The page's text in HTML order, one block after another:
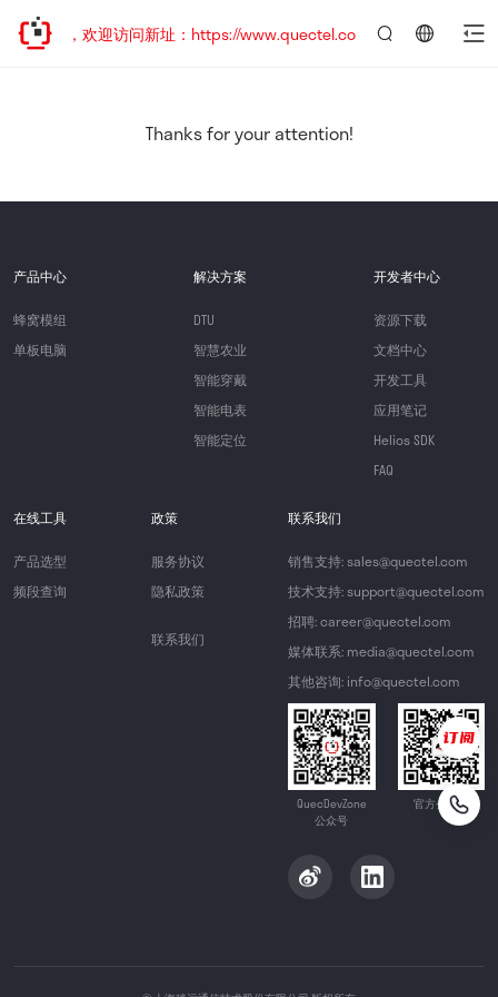
已迁移，欢迎访问新址：https://www.quectel.com.cn
Thanks for your attention!
产品中心
蜂窝模组
单板电脑
解决方案
DTU
智慧农业
智能穿戴
智能电表
智能定位
开发者中心
资源下载
文档中心
开发工具
应用笔记
Helios SDK
FAQ
在线工具
产品选型
频段查询
政策
服务协议
隐私政策
联系我们
联系我们
销售支持: sales@quectel.com
技术支持: support@quectel.com
招聘: career@quectel.com
媒体联系: media@quectel.com
其他咨询: info@quectel.com
QuecDevZone
公众号
官方公众号